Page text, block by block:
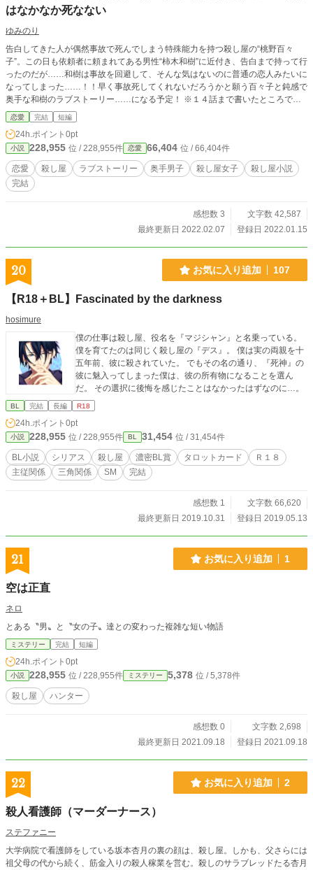
はなかなか死なない
ゆみのり
告白してきた人が偶然事故で死んでしまう特殊能力を持つ殺し屋の“桃野百々
子”。この日も依頼者に頼まれてある男性“柿木和樹”に近付き、告白まで持って行
ったのだが……和樹は事故を回避して、そんな気はないのに普通の恋人みたいに
なってしまった……！！早く事故死してくれないだろうかと願う百々子と鈍感で
奥手な和樹のラブストーリー……になる予定！ ※１４話まで書いたところで思
恋愛 完結 短編
24h.ポイント 0pt
小説 228,955 位 / 228,955件 恋愛 66,404 位 / 66,404件
恋愛 殺し屋 ラブストーリー 奥手男子 殺し屋女子
殺し屋小説
完結
感想数 3
文字数 42,587
最終更新日 2022.02.07
登録日 2022.01.15
20 お気に入り追加 107
【R18＋BL】Fascinated by the darkness
hosimure
僕の仕事は殺し屋、役名を『マジシャン』と名乗っている。
僕を育てたのは同じく殺し屋の『デス』。 僕は実の両親を十
五年前、彼に殺されていた。 でもその名の通り、『死神』の
彼に魅入ってしまった僕は、彼の所有物になることを選ん
だ。 その選択に後悔を感じたことはなかったはずなのに…。
BL 完結 長編 R18
24h.ポイント 0pt
小説 228,955 位 / 228,955件 BL 31,454 位 / 31,454件
BL小説 シリアス 殺し屋 濃密BL賞 タロットカード
Ｒ１８
主従関係
三角関係 SM 完結
感想数 1
文字数 66,620
最終更新日 2019.10.31
登録日 2019.05.13
21 お気に入り追加 1
空は正直
ネロ
とある〝男〟と〝女の子〟達との変わった複雑な短い物語
ミステリー 完結 短編
24h.ポイント 0pt
小説 228,955 位 / 228,955件 ミステリー 5,378 位 / 5,378件
殺し屋 ハンター
感想数 0
文字数 2,698
最終更新日 2021.09.18
登録日 2021.09.18
22 お気に入り追加 2
殺人看護師（マーダーナース）
ステファニー
大学病院で看護師をしている坂本杏月の裏の顔は、殺し屋。しかも、父さらには
祖父母の代から続く、筋金入りの殺人稼業を営む。殺しのサラブレッドたる杏月